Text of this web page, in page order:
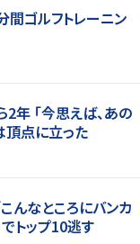
間ゴルフトレーニン
年 「今思えば、あの
頂点に立った
んなところにバンカ
トップ10逃す